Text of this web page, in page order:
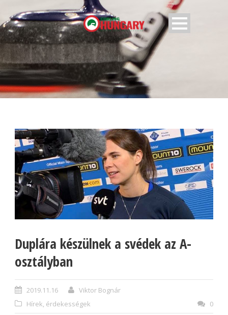
Duplára készülnek a svédek az A-
osztályban
2019.11.16
Viktor Bognár
Hírek, érdekességek
0